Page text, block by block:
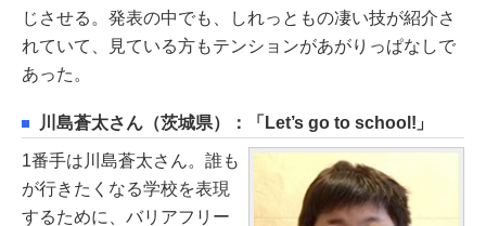
じさせる。発表の中でも、しれっともの凄い技が紹介さ
れていて、見ている方もテンションがあがりっぱなしで
あった。
川島蒼太さん（茨城県）：「Let’s go to school!」
1番手は川島蒼太さん。誰も
が行きたくなる学校を表現
するために、バリアフリー